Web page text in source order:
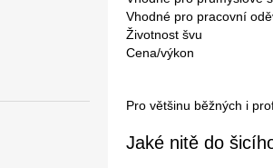
Vhodné pro pracovní
Životnost švu
Cena/výkon
Pro většinu běžných i
Jaké nitě do